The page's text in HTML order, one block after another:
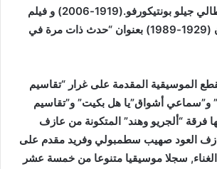
الجزائر” للمخرج الايطالي جيلو بونتيكورفو.(1919-2006) و فيلم
المخرج سيرجيو ليون (1929-1989) بعنوان “حدث ذات مرة في
الموسيقية المقدمة على غرار “تقاسيم
و”سماعي أشواق”يا هل بكيت” و”تقاسيم
فرقة “ألجريو وهند” المتكونة من عازف
العود صهيب سطمبولي وفريد مقدم على
الغناء, سجلا موسيقيا متنوعا من خمسة عشر